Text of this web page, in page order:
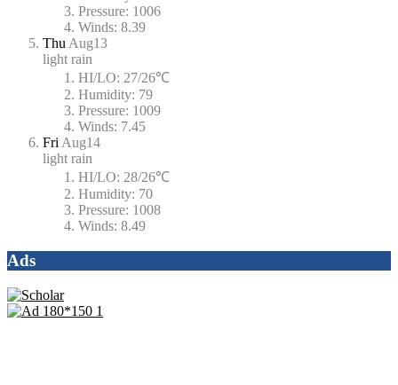
Pressure: 1006
Winds: 8.39
ThuAug13
light rain
HI/LO: 27/26℃
Humidity: 79
Pressure: 1009
Winds: 7.45
FriAug14
light rain
HI/LO: 28/26℃
Humidity: 70
Pressure: 1008
Winds: 8.49
Ads